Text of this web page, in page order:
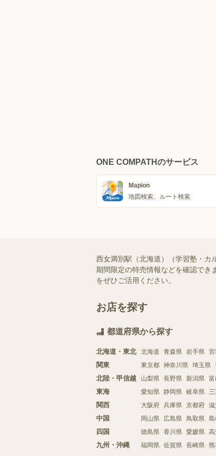
ONE COMPATHのサービス
Mapion
地図検索、ルート検索
西女満別駅（北海道）（学習塾・カ
期間限定の特売情報などを確認でき
をぜひご活用ください。
お店を探す
都道府県から探す
北海道・東北 北海道 青森県 岩手県
関東 東京都 神奈川県 埼玉県
北陸・甲信越 山梨県 長野県 新潟県
東海 愛知県 静岡県 岐阜県
関西 大阪府 兵庫県 京都府
中国 岡山県 広島県 鳥取県
四国 徳島県 香川県 愛媛県
九州・沖縄 福岡県 佐賀県 長崎県